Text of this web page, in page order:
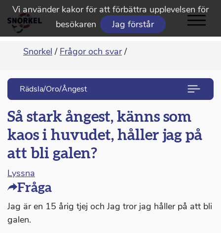
Vi använder kakor för att förbättra upplevelsen för
besökaren
Jag förstår
Snorkel / Frågor och svar /
Rädsla/Oro/Ångest
Så stark ångest, känns som
kaos i huvudet, håller jag på
att bli galen?
Lyssna
Fråga
Jag är en 15 årig tjej och Jag tror jag håller på att bli
galen.